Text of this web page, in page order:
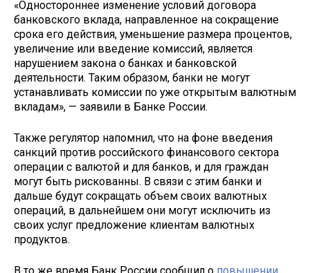
«Одностороннее изменение условий договора
банковского вклада, направленное на сокращение
срока его действия, уменьшение размера процентов,
увеличение или введение комиссий, является
нарушением закона о банках и банковской
деятельности. Таким образом, банки не могут
устанавливать комиссии по уже открытым валютным
вкладам», — заявили в Банке России.
Также регулятор напомнил, что на фоне введения
санкций против российского финансового сектора
операции с валютой и для банков, и для граждан
могут быть рискованны. В связи с этим банки и
дальше будут сокращать объем своих валютных
операций, в дальнейшем они могут исключить из
своих услуг предложение клиентам валютных
продуктов.